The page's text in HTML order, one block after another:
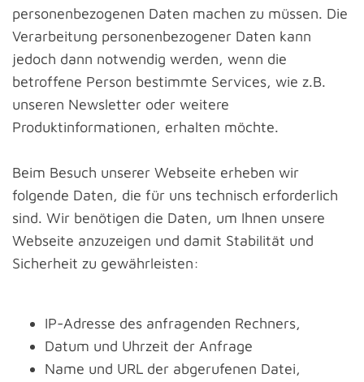
personenbezogenen Daten machen zu müssen. Die
Verarbeitung personenbezogener Daten kann
jedoch dann notwendig werden, wenn die
betroffene Person bestimmte Services, wie z.B.
unseren Newsletter oder weitere
Produktinformationen, erhalten möchte.
Beim Besuch unserer Webseite erheben wir
folgende Daten, die für uns technisch erforderlich
sind. Wir benötigen die Daten, um Ihnen unsere
Webseite anzuzeigen und damit Stabilität und
Sicherheit zu gewährleisten:
IP-Adresse des anfragenden Rechners,
Datum und Uhrzeit der Anfrage
Name und URL der abgerufenen Datei,